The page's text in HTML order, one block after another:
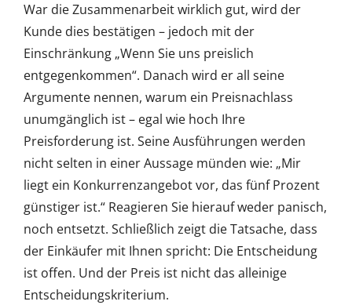
War die Zusammenarbeit wirklich gut, wird der
Kunde dies bestätigen – jedoch mit der
Einschränkung „Wenn Sie uns preislich
entgegenkommen“. Danach wird er all seine
Argumente nennen, warum ein Preisnachlass
unumgänglich ist – egal wie hoch Ihre
Preisforderung ist. Seine Ausführungen werden
nicht selten in einer Aussage münden wie: „Mir
liegt ein Konkurrenzangebot vor, das fünf Prozent
günstiger ist.“ Reagieren Sie hierauf weder panisch,
noch entsetzt. Schließlich zeigt die Tatsache, dass
der Einkäufer mit Ihnen spricht: Die Entscheidung
ist offen. Und der Preis ist nicht das alleinige
Entscheidungskriterium.